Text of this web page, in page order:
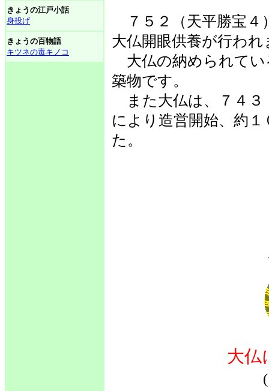
きょうの江戸小話
身投げ
きょうの百物語
キツネの毒キノコ
７５２（天平勝宝４
大仏開眼供養が行われ
大仏の納められてい
築物です。
また大仏は、７４３
により造営開始、約
た。
大仏